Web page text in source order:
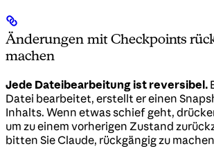
Änderungen mit Checkpoints
machen
Jede Dateibearbeitung ist reversibel.
Datei bearbeitet, erstellt er einen
Inhalts. Wenn etwas schief geht,
um zu einem vorherigen Zustand
bitten Sie Claude, rückgängig zu